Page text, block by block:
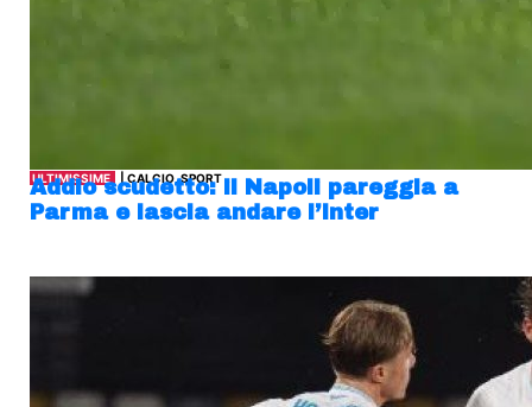
ULTIMISSIME | CALCIO, SPORT
Addio scudetto: il Napoli pareggia a
Parma e lascia andare l’Inter